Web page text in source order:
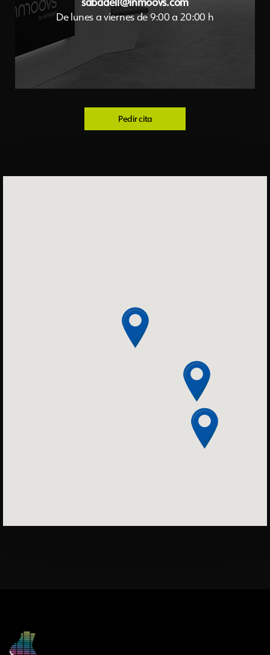
De lunes a viernes de 9:00 a 20:00 h
Pedir cita